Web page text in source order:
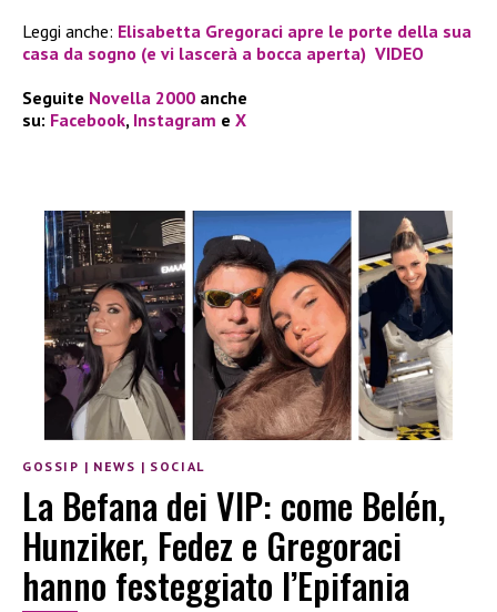
Leggi anche: Elisabetta Gregoraci apre le porte della sua
casa da sogno (e vi lascerà a bocca aperta) VIDEO
Seguite Novella 2000 anche
su: Facebook, Instagram e X
GOSSIP | NEWS | SOCIAL
La Befana dei VIP: come Belén,
Hunziker, Fedez e Gregoraci
hanno festeggiato l’Epifania